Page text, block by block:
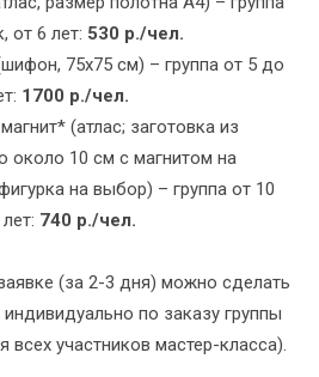
от 6 лет: 530 р./чел.
75x75 см) – группа от 5 до
1700 р./чел.
(атлас; заготовка из
около 10 см с магнитом на
на выбор) – группа от 10
740 р./чел.
(за 2-3 дня) можно сделать
по заказу группы
участников мастер-класса).